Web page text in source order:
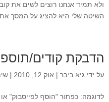
ולא תמיד אנחנו רוצים לשים את
השיטה שלי היא להציג על המסך
הדבקת קודים/
על ידי גיא ביבר| אוק 12, 2010 |